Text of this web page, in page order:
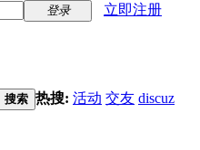
登录
立即注册
搜索 热搜: 活动 交友 discuz